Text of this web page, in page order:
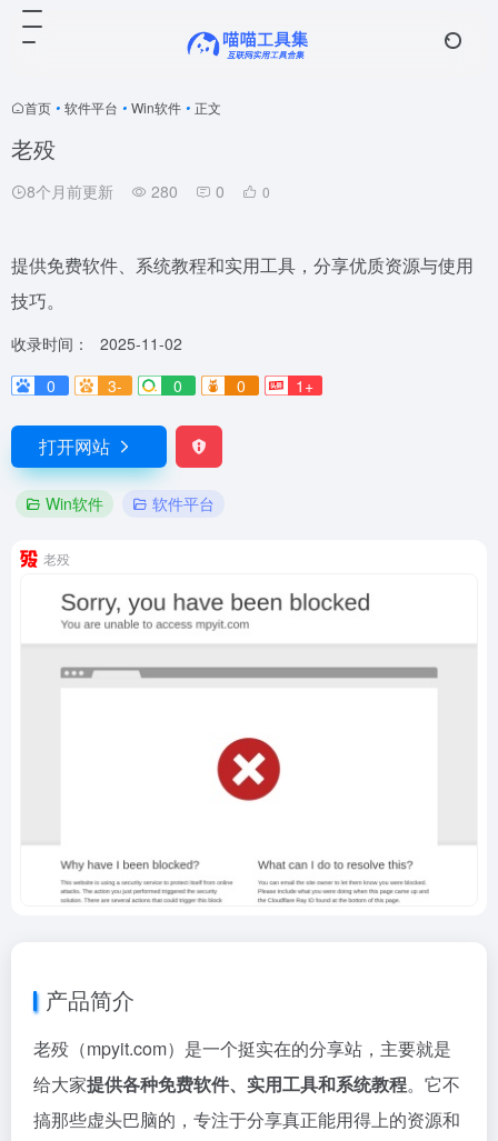
首页 • 软件平台 • Win软件 • 正文
老殁
8个月前更新 280 0 0
提供免费软件、系统教程和实用工具，分享优质资源与使用
技巧。
收录时间：
2025-11-02
0
3- 0 0 1+
打开网站
Win软件 软件平台
老殁
产品简介
老殁（mpyit.com）是一个挺实在的分享站，主要就是
给大家提供各种免费软件、实用工具和系统教程。它不
搞那些虚头巴脑的，专注于分享真正能用得上的资源和